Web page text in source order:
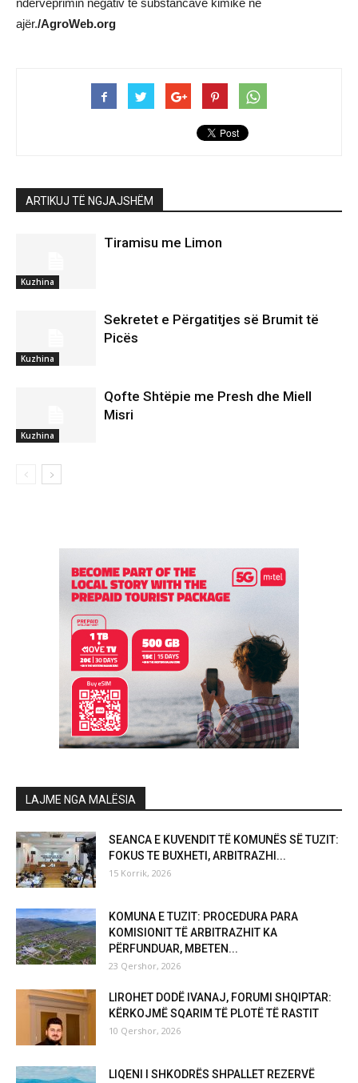
ndërveprimin negativ të substancave kimike në
ajër./AgroWeb.org
ARTIKUJ TË NGJAJSHËM
Kuzhina
Tiramisu me Limon
Kuzhina
Sekretet e Përgatitjes së Brumit të
Picës
Kuzhina
Qofte Shtëpie me Presh dhe Miell
Misri
LAJME NGA MALËSIA
SEANCA E KUVENDIT TË KOMUNËS SË TUZIT:
FOKUS TE BUXHETI, ARBITRAZHI...
15 Korrik, 2026
KOMUNA E TUZIT: PROCEDURA PARA
KOMISIONIT TË ARBITRAZHIT KA
PËRFUNDUAR, MBETEN...
23 Qershor, 2026
LIROHET DODË IVANAJ, FORUMI SHQIPTAR:
KËRKOJMË SQARIM TË PLOTË TË RASTIT
10 Qershor, 2026
LIQENI I SHKODRËS SHPALLET REZERVË